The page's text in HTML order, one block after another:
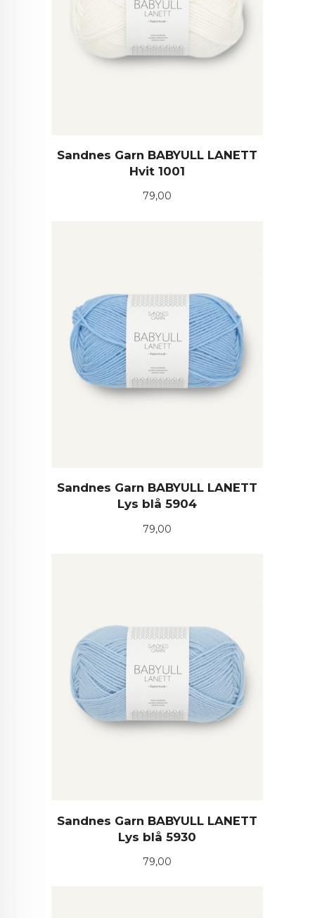
Sandnes Garn BABYULL LANETT
Hvit 1001
Pris
79,00
Sandnes Garn BABYULL LANETT
Lys blå 5904
Pris
79,00
Sandnes Garn BABYULL LANETT
Lys blå 5930
Pris
79,00